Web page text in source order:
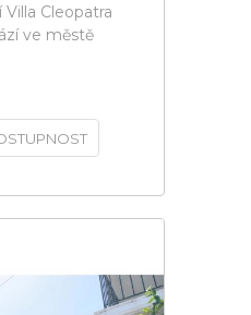
Cleopatra
ve městě